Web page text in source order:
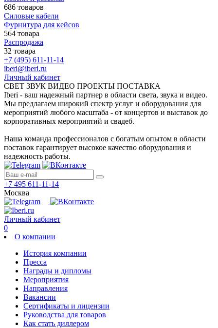
686 товаров
Силовые кабели
Фурнитура для кейсов
564 товара
Распродажа
32 товара
+7 (495) 611-11-14
iberi@iberi.ru
Личный кабинет
СВЕТ ЗВУК ВИДЕО ПРОЕКТЫ ПОСТАВКА
Iberi - ваш надежный партнер в области света, звука и видео.
Мы предлагаем широкий спектр услуг и оборудования для
мероприятий любого масштаба - от концертов и выставок до
корпоративных мероприятий и свадеб.
Наша команда профессионалов с богатым опытом в области
поставок гарантирует высокое качество оборудования и
надежность работы.
+7 495 611-11-14
Москва
Личный кабинет
0
О компании
История компании
Пресса
Награды и дипломы
Мероприятия
Направления
Вакансии
Сертификаты и лицензии
Руководства для товаров
Как стать диллером